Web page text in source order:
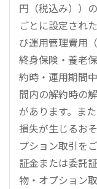
円（税込み））
ごとに設定され
び運用管理費用
終身保険・養老
約時・運用期間
間内の解約時の
があります。ま
損失が生じるお
プション取引を
証金または委託
物・オプション